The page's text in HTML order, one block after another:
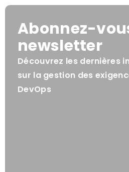
Abonnez-
newsletter
Découvrez les dernières
sur la gestion des
DevOps